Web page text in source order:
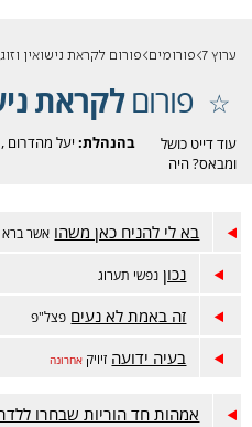
ערוץ 7 פורומים פורום לקראת נישואין
פורוםלקראת
בהנהלת: יעל מהדרום ,
עוד דייט כושל
ומבאס? היה
טוב? זה המקום.
בא לי להניח כאן משהו אשר ברא
נכון נפשי תערוג
זה באמת לא נעים פצל"פ
בעיה ידועה זיויק אחרונה
אמהות חד הוריות שבחרו